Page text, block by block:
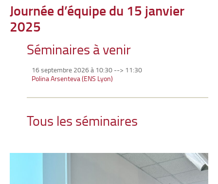
Journée d’équipe du 15 janvier
2025
Séminaires à venir
16 septembre 2026 à 10:30 --> 11:30
Polina Arsenteva (ENS Lyon)
Tous les séminaires